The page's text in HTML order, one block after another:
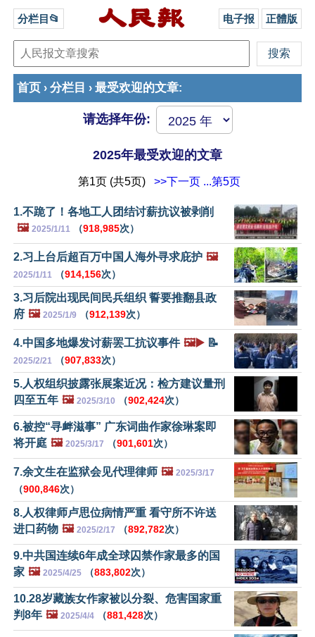
分栏目📂 电子报 正體版
首页 › 分栏目 › 最受欢迎的文章:
请选择年份:
2025年最受欢迎的文章
第1页 (共5页) >>下一页 ...第5页
1.不跪了！各地工人团结讨薪抗议被剥削
🖼️ 2025/1/11 （918,985次）
2.习上台后超百万中国人海外寻求庇护 🖼️
2025/1/11 （914,156次）
3.习后院出现民间民兵组织 誓要推翻县政
府 🖼️ 2025/1/9 （912,139次）
4.中国多地爆发讨薪罢工抗议事件 🖼️▶️ 📝
2025/2/21 （907,833次）
5.人权组织披露张展案近况：检方建议量刑
四至五年 🖼️ 2025/3/10 （902,424次）
6.被控“寻衅滋事” 广东词曲作家徐琳案即
将开庭 🖼️ 2025/3/17 （901,601次）
7.余文生在监狱会见代理律师 🖼️ 2025/3/17
（900,846次）
8.人权律师卢思位病情严重 看守所不许送
进口药物 🖼️ 2025/2/17 （892,782次）
9.中共国连续6年成全球囚禁作家最多的国
家 🖼️ 2025/4/25 （883,802次）
10.28岁藏族女作家被以分裂、危害国家重
判8年 🖼️ 2025/4/4 （881,428次）